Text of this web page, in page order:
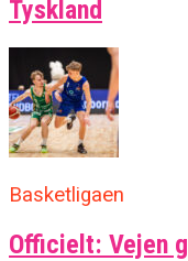
Tyskland
Basketligaen
Officielt: Vejen